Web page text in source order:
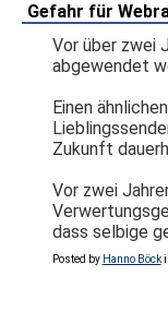
Gefahr für
Vor über zwei
abgewendet
Einen
Zukunft
Vor zwei
dass selbige
Posted by Hanno Böck